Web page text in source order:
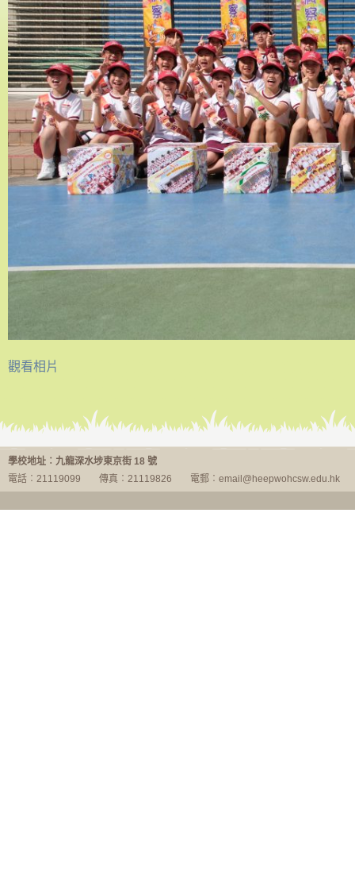
觀看相片
傑出糾察選舉
學校地址︰九龍深水埗東京街 18 號
電話︰21119099
傳真︰21119826 電郵︰email@heepwohcsw.edu.hk